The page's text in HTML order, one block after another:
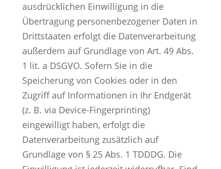
ausdrücklichen Einwilligung in die
Übertragung personenbezogener Daten in
Drittstaaten erfolgt die Datenverarbeitung
außerdem auf Grundlage von Art. 49 Abs.
1 lit. a DSGVO. Sofern Sie in die
Speicherung von Cookies oder in den
Zugriff auf Informationen in Ihr Endgerät
(z. B. via Device-Fingerprinting)
eingewilligt haben, erfolgt die
Datenverarbeitung zusätzlich auf
Grundlage von § 25 Abs. 1 TDDDG. Die